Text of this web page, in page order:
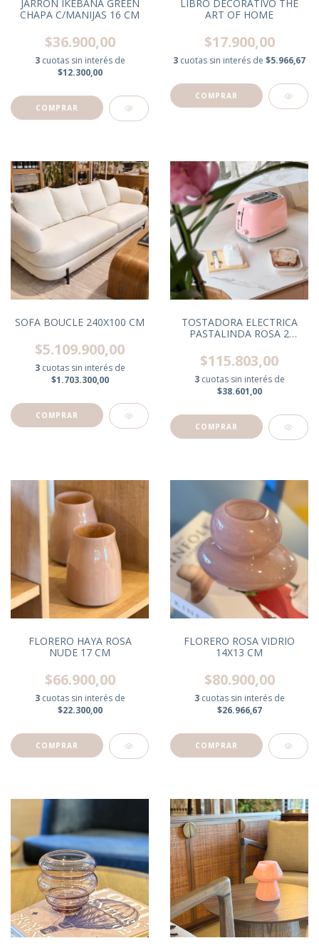
JARRON IKEBANA GREEN
CHAPA C/MANIJAS 16 CM
$36.900,00
3 cuotas sin interés de
$12.300,00
LIBRO DECORATIVO THE
ART OF HOME
$17.900,00
3 cuotas sin interés de $5.966,67
SOFA BOUCLE 240X100 CM
$5.109.900,00
3 cuotas sin interés de
$1.703.300,00
TOSTADORA ELECTRICA
PASTALINDA ROSA 2
$115.803,00
3 cuotas sin interés de
$38.601,00
FLORERO HAYA ROSA
NUDE 17 CM
$66.900,00
3 cuotas sin interés de
$22.300,00
FLORERO ROSA VIDRIO
14X13 CM
$80.900,00
3 cuotas sin interés de
$26.966,67